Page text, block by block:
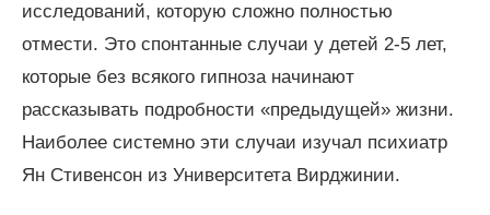
исследований, которую сложно полностью
отмести. Это спонтанные случаи у детей 2-5 лет,
которые без всякого гипноза начинают
рассказывать подробности «предыдущей» жизни.
Наиболее системно эти случаи изучал психиатр
Ян Стивенсон из Университета Вирджинии.